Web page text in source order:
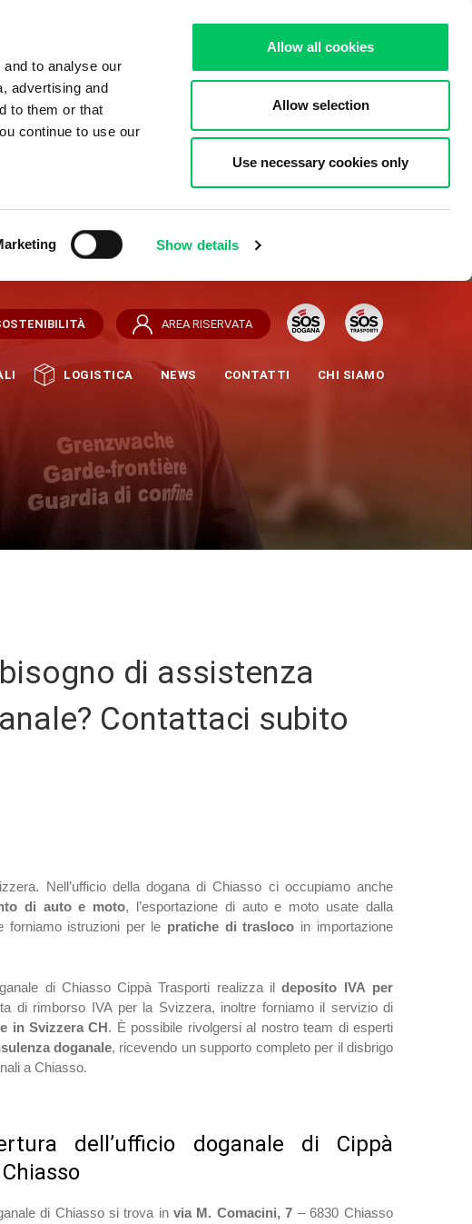
to analyse our
advertising and
to them or that
continue to use our
Show details
Allow all cookies
Allow selection
Use necessary cookies only
AREA RISERVATA
LOGISTICA NEWS CONTATTI CHI SIAMO
di assistenza
Contattaci subito
Nell’ufficio della dogana di Chiasso ci occupiamo anche
di auto e moto, l’esportazione di auto e moto usate dalla
forniamo istruzioni per le pratiche di trasloco in importazione
di Chiasso Cippà Trasporti realizza il deposito IVA per
di rimborso IVA per la Svizzera, inoltre forniamo il servizio di
in Svizzera CH. È possibile rivolgersi al nostro team di esperti
doganale, ricevendo un supporto completo per il disbrigo
a Chiasso.
dell’ufficio doganale di Cippà
di Chiasso si trova in via M. Comacini, 7 – 6830 Chiasso